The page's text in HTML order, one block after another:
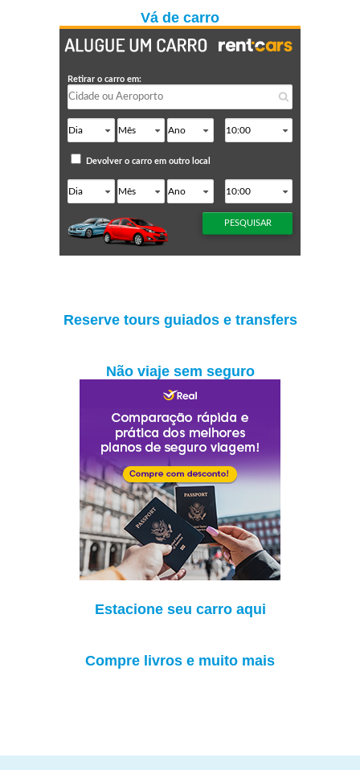
Vá de carro
Reserve tours guiados e transfers
Não viaje sem seguro
Estacione seu carro aqui
Compre livros e muito mais